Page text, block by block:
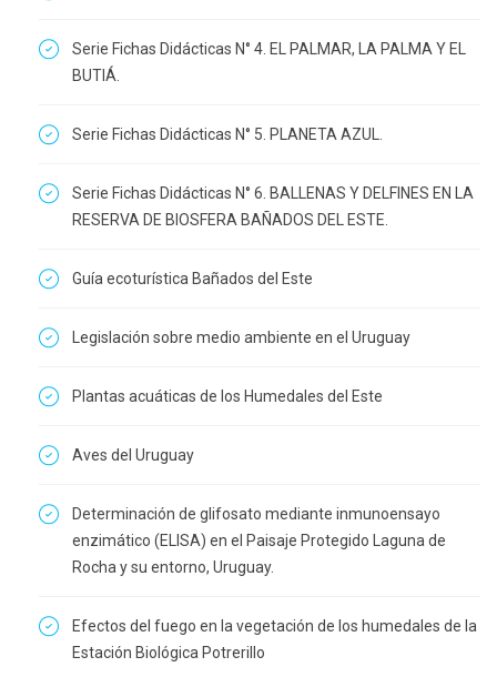
Serie Fichas Didácticas N° 4. EL PALMAR, LA PALMA Y EL
BUTIÁ.
Serie Fichas Didácticas N° 5. PLANETA AZUL.
Serie Fichas Didácticas N° 6. BALLENAS Y DELFINES EN LA
RESERVA DE BIOSFERA BAÑADOS DEL ESTE.
Guía ecoturística Bañados del Este
Legislación sobre medio ambiente en el Uruguay
Plantas acuáticas de los Humedales del Este
Aves del Uruguay
Determinación de glifosato mediante inmunoensayo
enzimático (ELISA) en el Paisaje Protegido Laguna de
Rocha y su entorno, Uruguay.
Efectos del fuego en la vegetación de los humedales de la
Estación Biológica Potrerillo